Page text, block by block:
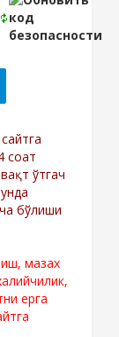
соат
ўтгач
бўлиши
мазах
ерга